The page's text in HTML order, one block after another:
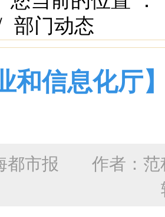
部门动态
和信息化厅
都市报 作者：